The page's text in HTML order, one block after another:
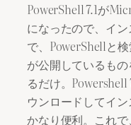
PowerShell 7.1が
になったので、イ
で、PowerShellと
が公開しているも
るだけ。
ウンロードしてイ
かなり便利。これ